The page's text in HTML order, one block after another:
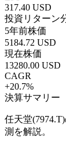
317.40 USD
投資リターン
5年前株価
5184.72 USD
現在株価
13280.00 USD
CAGR
+20.7%
決算サマリー
任天堂
測を解説。